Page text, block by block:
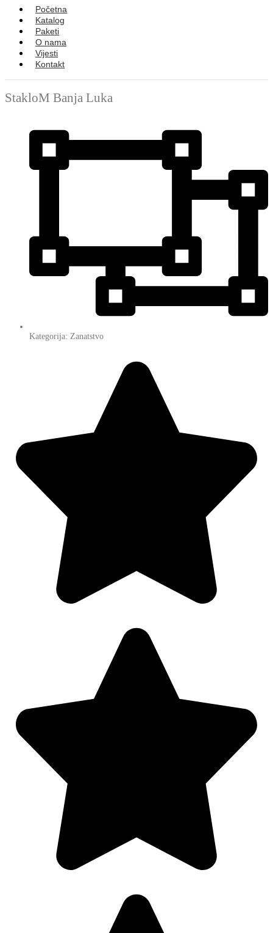
Početna
Katalog
Paketi
O nama
Vijesti
Kontakt
StakloM Banja Luka
Kategorija: Zanatstvo